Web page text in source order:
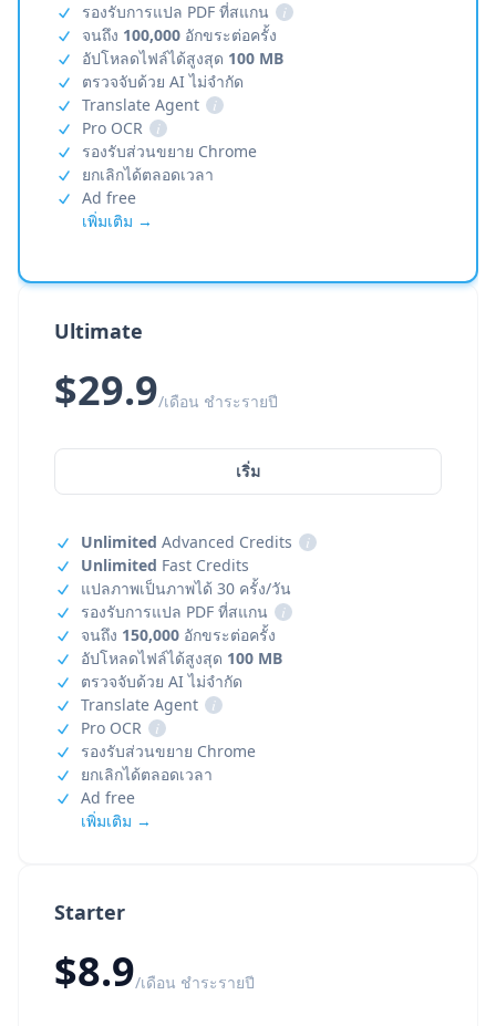
Starter
$8.9/เดือน ชำระรายปี
รองรับการแปล PDF ที่สแกน
i
จนถึง 100,000 อักขระต่อครั้ง
อัปโหลดไฟล์ได้สูงสุด 100 MB
ตรวจจับด้วย AI ไม่จำกัด
Translate Agent
i
Pro OCR
i
รองรับส่วนขยาย Chrome
ยกเลิกได้ตลอดเวลา
Ad free
เพิ่มเติม →
Ultimate
$29.9/เดือน ชำระรายปี
เริ่ม
Unlimited Advanced Credits
i
Unlimited Fast Credits
แปลภาพเป็นภาพได้ 30 ครั้ง/วัน
รองรับการแปล PDF ที่สแกน
i
จนถึง 150,000 อักขระต่อครั้ง
อัปโหลดไฟล์ได้สูงสุด 100 MB
ตรวจจับด้วย AI ไม่จำกัด
Translate Agent
i
Pro OCR
i
รองรับส่วนขยาย Chrome
ยกเลิกได้ตลอดเวลา
Ad free
เพิ่มเติม →